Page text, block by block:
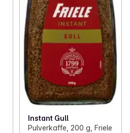
Instant Gull
Pulverkaffe, 200 g, Friele